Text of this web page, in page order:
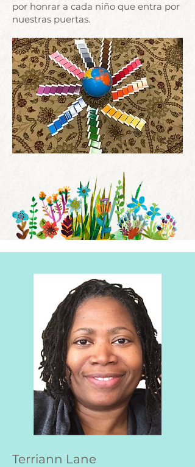
por honrar a cada niño que entra por
nuestras puertas.
Terriann Lane